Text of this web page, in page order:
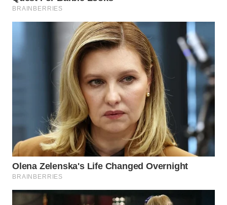
WN
KARAWANG
DEPOK
WN
TAPANULI